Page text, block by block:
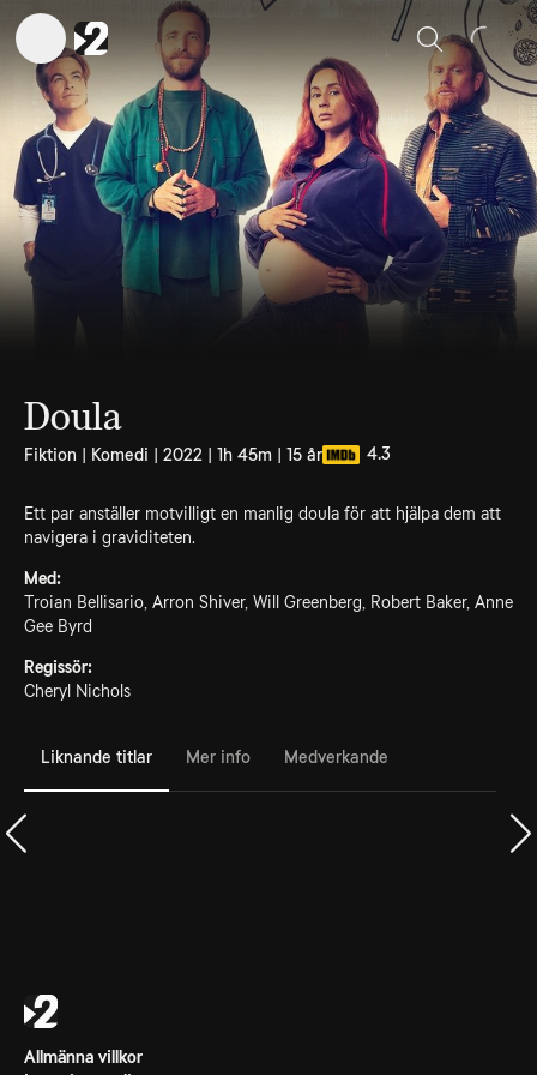
Sök
Doula
Fiktion | Komedi | 2022 | 1h 45m | 15 år 4.3
Ett par anställer motvilligt en manlig doula för att hjälpa dem att
navigera i graviditeten.
Med:
Troian Bellisario, Arron Shiver, Will Greenberg, Robert Baker, Anne
Gee Byrd
Regissör:
Cheryl Nichols
Liknande titlar Mer info Medverkande
Allmänna villkor